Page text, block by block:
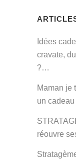
Idées
cravate,
?…
Maman je
un cadeau
réouvre